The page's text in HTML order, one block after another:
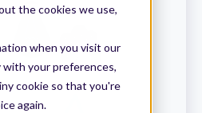
the cookies we use,
when you visit our
your preferences,
cookie so that you're
again.